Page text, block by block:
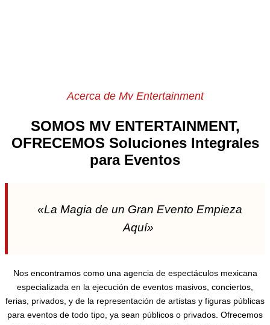
Acerca de Mv Entertainment
SOMOS MV ENTERTAINMENT,
OFRECEMOS Soluciones Integrales
para Eventos
«La Magia de un Gran Evento Empieza
Aquí»
Nos encontramos como una agencia de espectáculos mexicana
especializada en la ejecución de eventos masivos, conciertos,
ferias, privados, y de la representación de artistas y figuras públicas
para eventos de todo tipo, ya sean públicos o privados. Ofrecemos